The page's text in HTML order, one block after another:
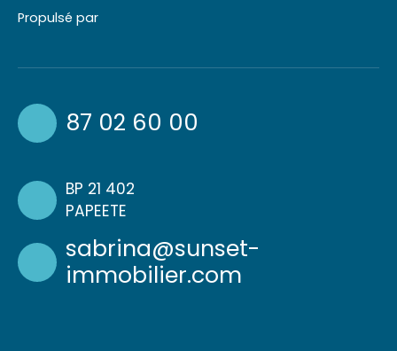
Propulsé par
87 02 60 00
BP 21 402
PAPEETE
sabrina@sunset-
immobilier.com